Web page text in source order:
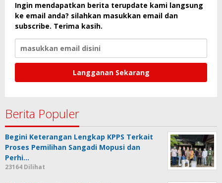
Ingin mendapatkan berita terupdate kami langsung
ke email anda? silahkan masukkan email dan
subscribe. Terima kasih.
Berita Populer
Begini Keterangan Lengkap KPPS Terkait
Proses Pemilihan Sangadi Mopusi dan
Perhi…
23164 Dilihat